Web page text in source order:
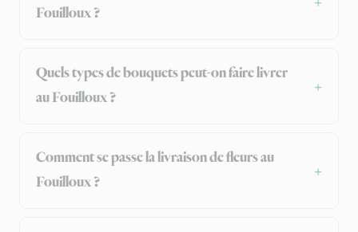
Fouilloux ?
Quels types de bouquets peut-on faire livrer
au Fouilloux ?
Comment se passe la livraison de fleurs au
Fouilloux ?